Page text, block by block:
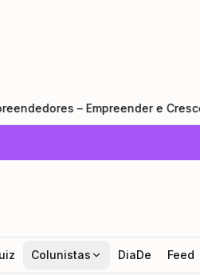
– Empreender e Crescer:
Colunistas DiaDe Feed